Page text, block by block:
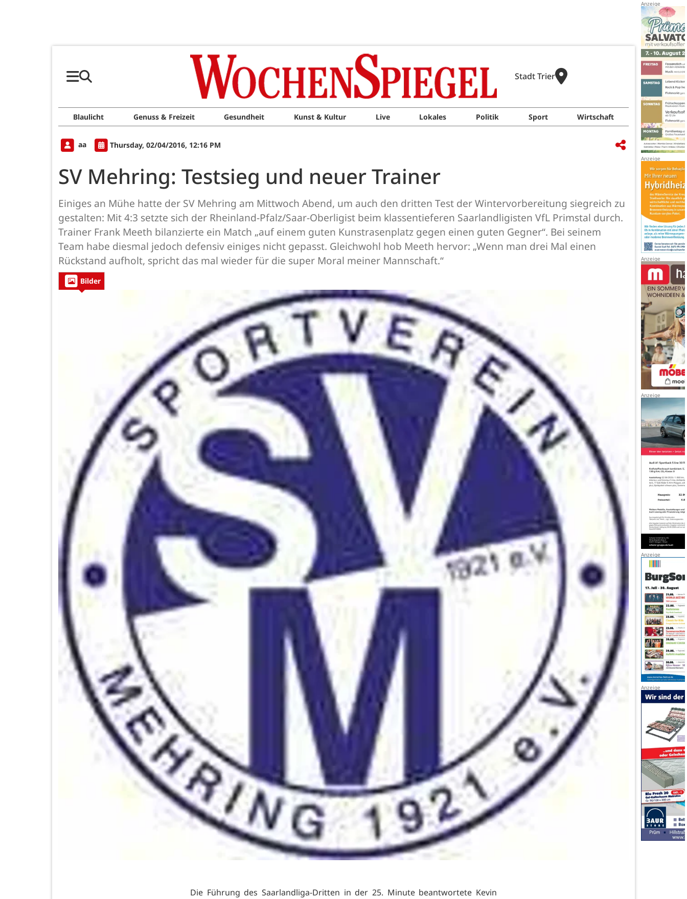
Stadt Trier
Blaulicht Genuss & Freizeit Gesundheit Kunst & Kultur Live Lokales Politik Sport Wirtschaft
aa Thursday, 02/04/2016, 12:16 PM
SV Mehring: Testsieg und neuer Trainer
Einiges an Mühe hatte der SV Mehring am Mittwoch Abend, um auch den dritten Test der Wintervorbereitung siegreich zu
gestalten: Mit 4:3 setzte sich der Rheinland-Pfalz/Saar-Oberligist beim klassentieferen Saarlandligisten VfL Primstal durch.
Trainer Frank Meeth bilanzierte ein Match „auf einem guten Kunstrasenplatz gegen einen guten Gegner“. Bei seinem
Team habe diesmal jedoch defensiv einiges nicht gepasst. Gleichwohl hob Meeth hervor: „Wenn man drei Mal einen
Rückstand aufholt, spricht das mal wieder für die super Moral meiner Mannschaft.“
Bilder
Die Führung des Saarlandliga-Dritten in der 25. Minute beantwortete Kevin